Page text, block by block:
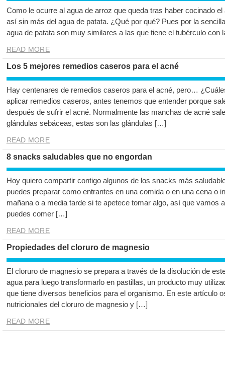
Como le ocurre al agua de arroz que queda tras haber cocinado
así sin más del agua de patata. ¿Qué por qué? Pues por la
agua de patata son muy similares a las que tiene el tubérculo con
READ MORE
Los 5 mejores remedios caseros para el acné
Hay centenares de remedios caseros para el acné, pero…
aplicar remedios caseros, antes tenemos que entender porque
después de sufrir el acné. Normalmente las manchas de acné
glándulas sebáceas, estas son las glándulas […]
READ MORE
8 snacks saludables que no engordan
Hoy quiero compartir contigo algunos de los snacks más
puedes preparar como entrantes en una comida o en una cena o
mañana o a media tarde si te apetece tomar algo, así que vamos
puedes comer […]
READ MORE
Propiedades del cloruro de magnesio
El cloruro de magnesio se prepara a través de la disolución de
agua para luego transformarlo en pastillas, un producto muy
que tiene diversos beneficios para el organismo. En este artículo
nutricionales del cloruro de magnesio y […]
READ MORE